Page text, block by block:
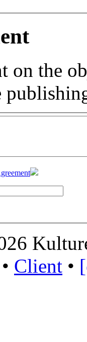
on the
• Client •